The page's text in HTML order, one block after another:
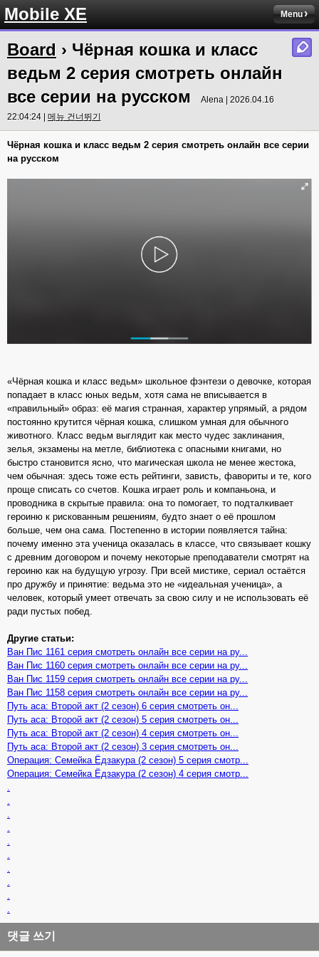
Mobile XE Menu
Board › Чёрная кошка и класс
ведьм 2 серия смотреть онлайн
все серии на русском
Alena | 2026.04.16
22:04:24 | 메뉴 건너뛰기
Чёрная кошка и класс ведьм 2 серия смотреть онлайн все серии
на русском
«Чёрная кошка и класс ведьм» школьное фэнтези о девочке, которая
попадает в класс юных ведьм, хотя сама не вписывается в
«правильный» образ: её магия странная, характер упрямый, а рядом
постоянно крутится чёрная кошка, слишком умная для обычного
животного. Класс ведьм выглядит как место чудес заклинания,
зелья, экзамены на метле, библиотека с опасными книгами, но
быстро становится ясно, что магическая школа не менее жестока,
чем обычная: здесь тоже есть рейтинги, зависть, фавориты и те, кого
проще списать со счетов. Кошка играет роль и компаньона, и
проводника в скрытые правила: она то помогает, то подталкивает
героиню к рискованным решениям, будто знает о её прошлом
больше, чем она сама. Постепенно в истории появляется тайна:
почему именно эта ученица оказалась в классе, что связывает кошку
с древним договором и почему некоторые преподаватели смотрят на
героиню как на будущую угрозу. При всей мистике, сериал остаётся
про дружбу и принятие: ведьма это не «идеальная ученица», а
человек, который умеет отвечать за свою силу и не использовать её
ради пустых побед.
Другие статьи:
Ван Пис 1161 серия смотреть онлайн все серии на ру...
Ван Пис 1160 серия смотреть онлайн все серии на ру...
Ван Пис 1159 серия смотреть онлайн все серии на ру...
Ван Пис 1158 серия смотреть онлайн все серии на ру...
Путь аса: Второй акт (2 сезон) 6 серия смотреть он...
Путь аса: Второй акт (2 сезон) 5 серия смотреть он...
Путь аса: Второй акт (2 сезон) 4 серия смотреть он...
Путь аса: Второй акт (2 сезон) 3 серия смотреть он...
Операция: Семейка Ёдзакура (2 сезон) 5 серия смотр...
Операция: Семейка Ёдзакура (2 сезон) 4 серия смотр...
.
.
.
.
.
.
.
.
.
.
댓글 쓰기